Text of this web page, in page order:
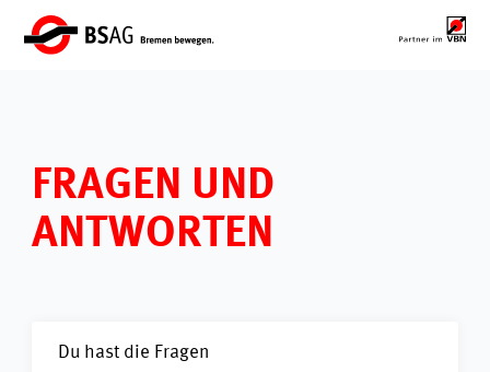
FRAGEN UND
ANTWORTEN
Du hast die Fragen